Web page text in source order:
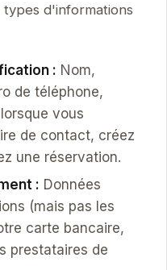
d'informations
: Nom,
de téléphone,
vous
de contact, créez
une réservation.
: Données
(mais pas les
carte bancaire,
prestataires de